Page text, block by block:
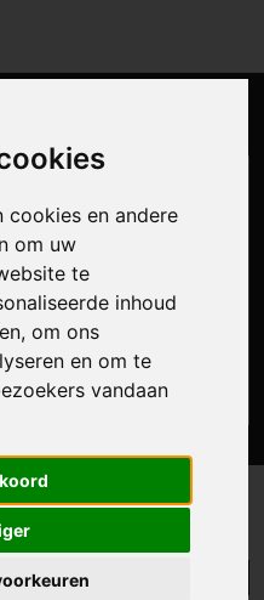
cookies en andere
om uw
te
inhoud
om ons
en om te
vandaan
Oostende
Lijst